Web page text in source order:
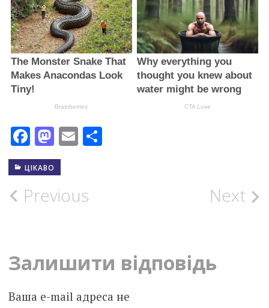
Facebook
Mastodon
EmailПоділитися
ЦІКАВО
Post
Previous Next
Залишити відповідь
Ваша e-mail адреса не